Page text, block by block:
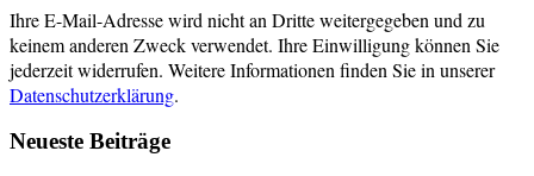
Ihre E-Mail-Adresse wird nicht an Dritte weitergegeben und zu
keinem anderen Zweck verwendet. Ihre Einwilligung können Sie
jederzeit widerrufen. Weitere Informationen finden Sie in unserer
Datenschutzerklärung.
Neueste Beiträge